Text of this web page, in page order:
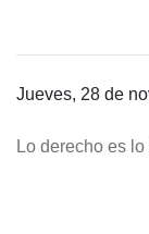
Jueves, 28 de
Lo derecho es